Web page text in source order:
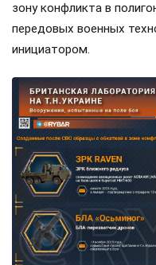
зону конфликта в
передовых военных
инициатором.